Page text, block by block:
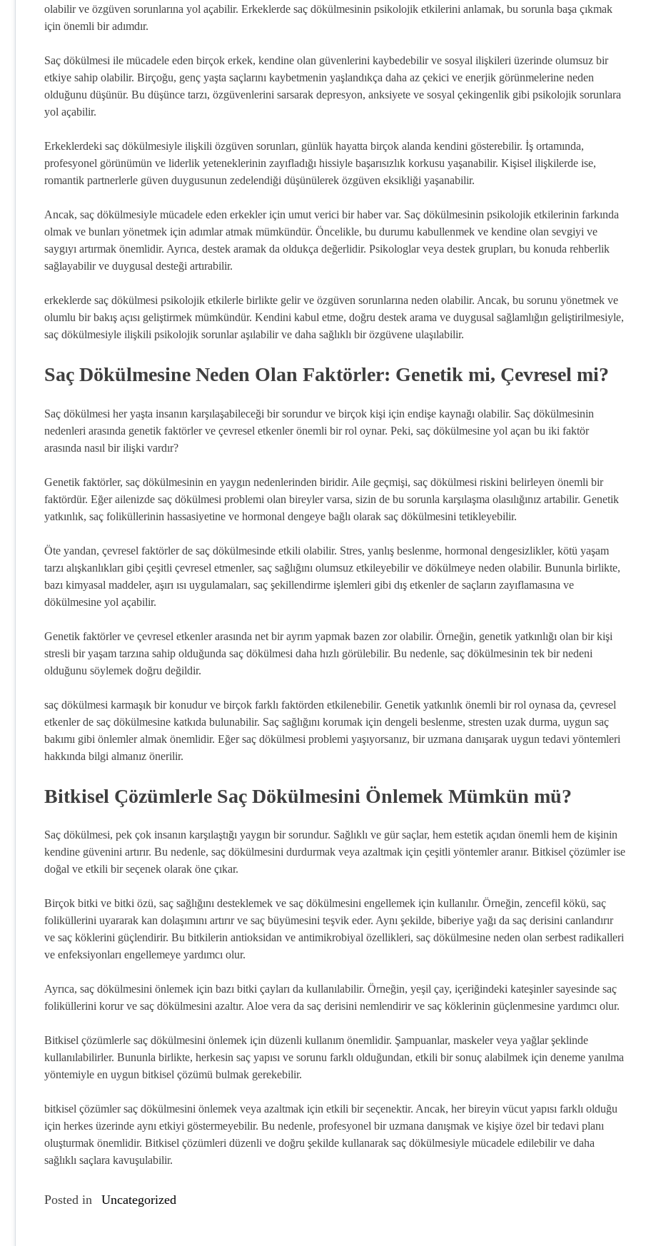
olabilir ve özgüven sorunlarına yol açabilir. Erkeklerde saç dökülmesinin psikolojik etkilerini anlamak, bu sorunla başa çıkmak
için önemli bir adımdır.
Saç dökülmesi ile mücadele eden birçok erkek, kendine olan güvenlerini kaybedebilir ve sosyal ilişkileri üzerinde olumsuz bir
etkiye sahip olabilir. Birçoğu, genç yaşta saçlarını kaybetmenin yaşlandıkça daha az çekici ve enerjik görünmelerine neden
olduğunu düşünür. Bu düşünce tarzı, özgüvenlerini sarsarak depresyon, anksiyete ve sosyal çekingenlik gibi psikolojik sorunlara
yol açabilir.
Erkeklerdeki saç dökülmesiyle ilişkili özgüven sorunları, günlük hayatta birçok alanda kendini gösterebilir. İş ortamında,
profesyonel görünümün ve liderlik yeteneklerinin zayıfladığı hissiyle başarısızlık korkusu yaşanabilir. Kişisel ilişkilerde ise,
romantik partnerlerle güven duygusunun zedelendiği düşünülerek özgüven eksikliği yaşanabilir.
Ancak, saç dökülmesiyle mücadele eden erkekler için umut verici bir haber var. Saç dökülmesinin psikolojik etkilerinin farkında
olmak ve bunları yönetmek için adımlar atmak mümkündür. Öncelikle, bu durumu kabullenmek ve kendine olan sevgiyi ve
saygıyı artırmak önemlidir. Ayrıca, destek aramak da oldukça değerlidir. Psikologlar veya destek grupları, bu konuda rehberlik
sağlayabilir ve duygusal desteği artırabilir.
erkeklerde saç dökülmesi psikolojik etkilerle birlikte gelir ve özgüven sorunlarına neden olabilir. Ancak, bu sorunu yönetmek ve
olumlu bir bakış açısı geliştirmek mümkündür. Kendini kabul etme, doğru destek arama ve duygusal sağlamlığın geliştirilmesiyle,
saç dökülmesiyle ilişkili psikolojik sorunlar aşılabilir ve daha sağlıklı bir özgüvene ulaşılabilir.
Saç Dökülmesine Neden Olan Faktörler: Genetik mi, Çevresel mi?
Saç dökülmesi her yaşta insanın karşılaşabileceği bir sorundur ve birçok kişi için endişe kaynağı olabilir. Saç dökülmesinin
nedenleri arasında genetik faktörler ve çevresel etkenler önemli bir rol oynar. Peki, saç dökülmesine yol açan bu iki faktör
arasında nasıl bir ilişki vardır?
Genetik faktörler, saç dökülmesinin en yaygın nedenlerinden biridir. Aile geçmişi, saç dökülmesi riskini belirleyen önemli bir
faktördür. Eğer ailenizde saç dökülmesi problemi olan bireyler varsa, sizin de bu sorunla karşılaşma olasılığınız artabilir. Genetik
yatkınlık, saç foliküllerinin hassasiyetine ve hormonal dengeye bağlı olarak saç dökülmesini tetikleyebilir.
Öte yandan, çevresel faktörler de saç dökülmesinde etkili olabilir. Stres, yanlış beslenme, hormonal dengesizlikler, kötü yaşam
tarzı alışkanlıkları gibi çeşitli çevresel etmenler, saç sağlığını olumsuz etkileyebilir ve dökülmeye neden olabilir. Bununla birlikte,
bazı kimyasal maddeler, aşırı ısı uygulamaları, saç şekillendirme işlemleri gibi dış etkenler de saçların zayıflamasına ve
dökülmesine yol açabilir.
Genetik faktörler ve çevresel etkenler arasında net bir ayrım yapmak bazen zor olabilir. Örneğin, genetik yatkınlığı olan bir kişi
stresli bir yaşam tarzına sahip olduğunda saç dökülmesi daha hızlı görülebilir. Bu nedenle, saç dökülmesinin tek bir nedeni
olduğunu söylemek doğru değildir.
saç dökülmesi karmaşık bir konudur ve birçok farklı faktörden etkilenebilir. Genetik yatkınlık önemli bir rol oynasa da, çevresel
etkenler de saç dökülmesine katkıda bulunabilir. Saç sağlığını korumak için dengeli beslenme, stresten uzak durma, uygun saç
bakımı gibi önlemler almak önemlidir. Eğer saç dökülmesi problemi yaşıyorsanız, bir uzmana danışarak uygun tedavi yöntemleri
hakkında bilgi almanız önerilir.
Bitkisel Çözümlerle Saç Dökülmesini Önlemek Mümkün mü?
Saç dökülmesi, pek çok insanın karşılaştığı yaygın bir sorundur. Sağlıklı ve gür saçlar, hem estetik açıdan önemli hem de kişinin
kendine güvenini artırır. Bu nedenle, saç dökülmesini durdurmak veya azaltmak için çeşitli yöntemler aranır. Bitkisel çözümler ise
doğal ve etkili bir seçenek olarak öne çıkar.
Birçok bitki ve bitki özü, saç sağlığını desteklemek ve saç dökülmesini engellemek için kullanılır. Örneğin, zencefil kökü, saç
foliküllerini uyararak kan dolaşımını artırır ve saç büyümesini teşvik eder. Aynı şekilde, biberiye yağı da saç derisini canlandırır
ve saç köklerini güçlendirir. Bu bitkilerin antioksidan ve antimikrobiyal özellikleri, saç dökülmesine neden olan serbest radikalleri
ve enfeksiyonları engellemeye yardımcı olur.
Ayrıca, saç dökülmesini önlemek için bazı bitki çayları da kullanılabilir. Örneğin, yeşil çay, içeriğindeki kateşinler sayesinde saç
foliküllerini korur ve saç dökülmesini azaltır. Aloe vera da saç derisini nemlendirir ve saç köklerinin güçlenmesine yardımcı olur.
Bitkisel çözümlerle saç dökülmesini önlemek için düzenli kullanım önemlidir. Şampuanlar, maskeler veya yağlar şeklinde
kullanılabilirler. Bununla birlikte, herkesin saç yapısı ve sorunu farklı olduğundan, etkili bir sonuç alabilmek için deneme yanılma
yöntemiyle en uygun bitkisel çözümü bulmak gerekebilir.
bitkisel çözümler saç dökülmesini önlemek veya azaltmak için etkili bir seçenektir. Ancak, her bireyin vücut yapısı farklı olduğu
için herkes üzerinde aynı etkiyi göstermeyebilir. Bu nedenle, profesyonel bir uzmana danışmak ve kişiye özel bir tedavi planı
oluşturmak önemlidir. Bitkisel çözümleri düzenli ve doğru şekilde kullanarak saç dökülmesiyle mücadele edilebilir ve daha
sağlıklı saçlara kavuşulabilir.
Posted in Uncategorized